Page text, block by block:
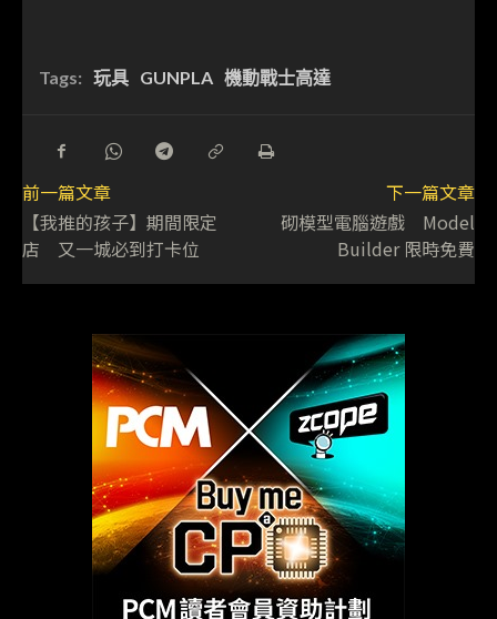
Tags: 玩具 GUNPLA 機動戰士高達
前一篇文章
【我推的孩子】期間限定
店 又一城必到打卡位
下一篇文章
砌模型電腦遊戲 Model
Builder 限時免費